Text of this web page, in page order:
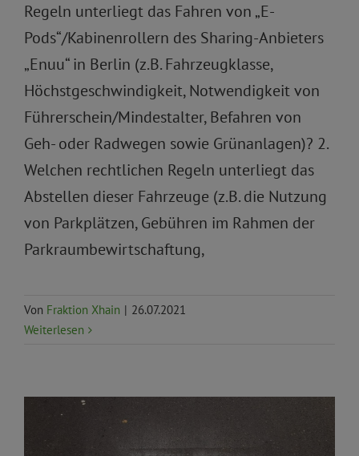
Regeln unterliegt das Fahren von „E-
Pods“/Kabinenrollern des Sharing-Anbieters
„Enuu“ in Berlin (z.B. Fahrzeugklasse,
Höchstgeschwindigkeit, Notwendigkeit von
Führerschein/Mindestalter, Befahren von
Geh- oder Radwegen sowie Grünanlagen)? 2.
Welchen rechtlichen Regeln unterliegt das
Abstellen dieser Fahrzeuge (z.B. die Nutzung
von Parkplätzen, Gebühren im Rahmen der
Parkraumbewirtschaftung,
Von Fraktion Xhain | 26.07.2021
Weiterlesen